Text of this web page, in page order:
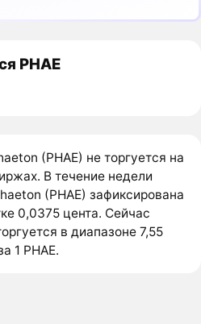
PHAE
(PHAE) не торгуется на
В течение недели
(PHAE) зафиксирована
0,0375 цента. Сейчас
в диапазоне 7,55
1 PHAE.